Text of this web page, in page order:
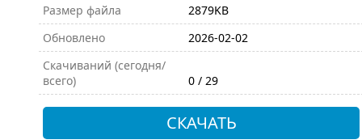
Размер файла
2879KB
Обновлено
2026-02-02
Скачиваний (сегодня/
всего)
0 / 29
СКАЧАТЬ